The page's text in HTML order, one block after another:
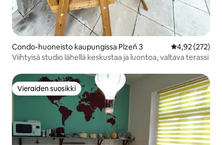
Condo-huoneisto kaupungissa Plzeň 3
4,92 (272)
Viihtyisä studio lähellä keskustaa ja luontoa, valtava terassi
Vieraiden suosikki
Vieraiden suosikki